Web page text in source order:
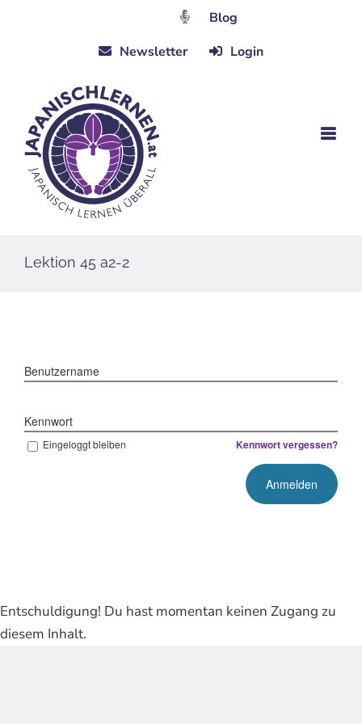
Blog
Newsletter
Login
Lektion 45 a2-2
Benutzername
Kennwort
Eingeloggt bleiben Kennwort vergessen?
Entschuldigung! Du hast momentan keinen Zugang zu
diesem Inhalt.